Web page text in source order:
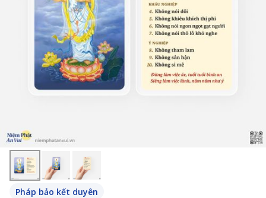
Pháp bảo kết duyên